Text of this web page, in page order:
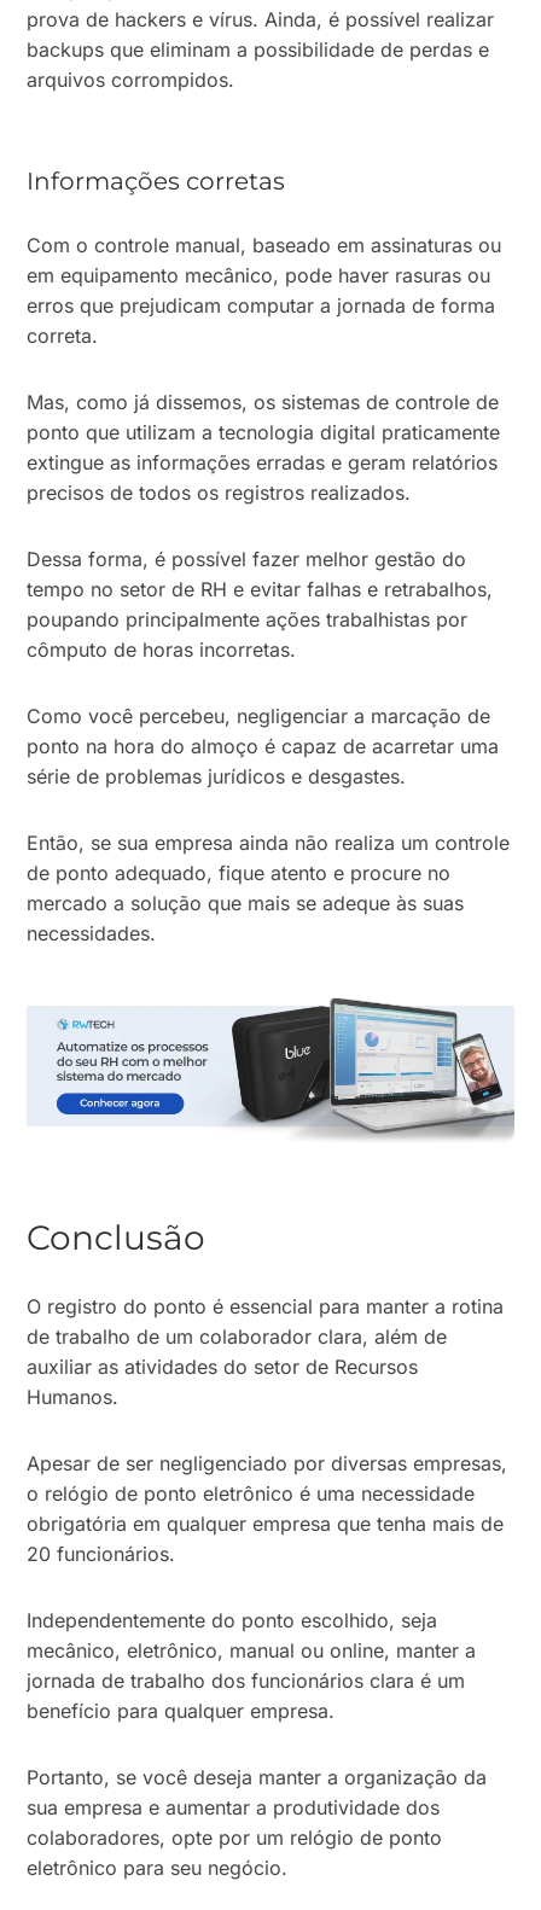
prova de hackers e vírus. Ainda, é possível realizar
backups que eliminam a possibilidade de perdas e
arquivos corrompidos.
Informações corretas
Com o controle manual, baseado em assinaturas ou
em equipamento mecânico, pode haver rasuras ou
erros que prejudicam computar a jornada de forma
correta.
Mas, como já dissemos, os sistemas de controle de
ponto que utilizam a tecnologia digital praticamente
extingue as informações erradas e geram relatórios
precisos de todos os registros realizados.
Dessa forma, é possível fazer melhor gestão do
tempo no setor de RH e evitar falhas e retrabalhos,
poupando principalmente ações trabalhistas por
cômputo de horas incorretas.
Como você percebeu, negligenciar a marcação de
ponto na hora do almoço é capaz de acarretar uma
série de problemas jurídicos e desgastes.
Então, se sua empresa ainda não realiza um controle
de ponto adequado, fique atento e procure no
mercado a solução que mais se adeque às suas
necessidades.
Conclusão
O registro do ponto é essencial para manter a rotina
de trabalho de um colaborador clara, além de
auxiliar as atividades do setor de Recursos
Humanos.
Apesar de ser negligenciado por diversas empresas,
o relógio de ponto eletrônico é uma necessidade
obrigatória em qualquer empresa que tenha mais de
20 funcionários.
Independentemente do ponto escolhido, seja
mecânico, eletrônico, manual ou online, manter a
jornada de trabalho dos funcionários clara é um
benefício para qualquer empresa.
Portanto, se você deseja manter a organização da
sua empresa e aumentar a produtividade dos
colaboradores, opte por um relógio de ponto
eletrônico para seu negócio.